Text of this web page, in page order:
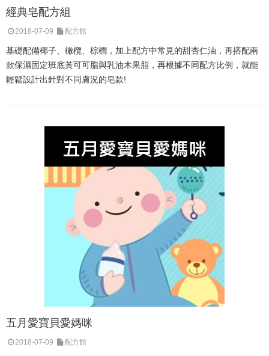
經典皂配方組
2018-07-09 配方館
基礎配備椰子、橄欖、棕櫚，加上配方中常見的甜杏仁油，再搭配兩
款保濕固定班底黃可可脂與乳油木果脂，再根據不同配方比例，就能
輕鬆設計出針對不同膚況的皂款!
五月愛寶貝愛媽咪
2018-07-09 配方館